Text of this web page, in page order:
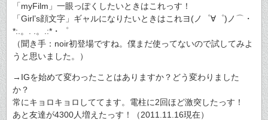
「myFilm」一眼っぽくしたいときはこれっす！
「Girl’s顔文字」ギャルになりたいときはこれヨ(ノ゜∀゜)ノ⌒・
*:.。. .。.:*・゜
（聞き手：noir初登場ですね。僕まだ使ってないので試してみよ
うと思いました。）
→IGを始めて変わったことはありますか？どう変わりました
か？
常にキョロキョロしててます。電柱に2回ほど激突したっす！
あと友達が4300人増えたっす！（2011.11.16現在）